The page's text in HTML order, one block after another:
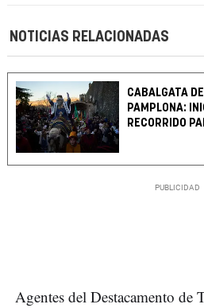
NOTICIAS RELACIONADAS
CABALGATA
PAMPLONA:
RECORRIDO
Agentes del Destacamento de